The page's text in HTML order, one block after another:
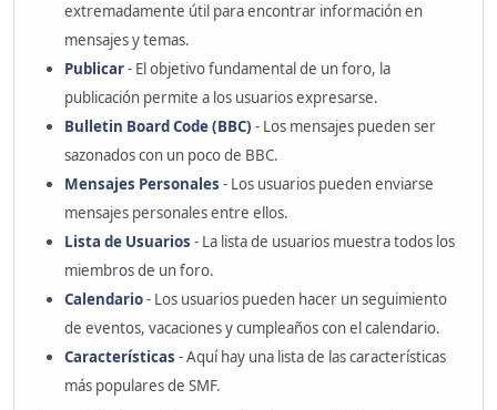
extremadamente útil para encontrar información en
mensajes y temas.
Publicar- El objetivo fundamental de un foro, la
publicación permite a los usuarios expresarse.
Bulletin Board Code (BBC) - Los mensajes pueden ser
sazonados con un poco de BBC.
Mensajes Personales - Los usuarios pueden enviarse
mensajes personales entre ellos.
Lista de Usuarios - La lista de usuarios muestra todos los
miembros de un foro.
Calendario- Los usuarios pueden hacer un seguimiento
de eventos, vacaciones y cumpleaños con el calendario.
Características - Aquí hay una lista de las características
más populares de SMF.